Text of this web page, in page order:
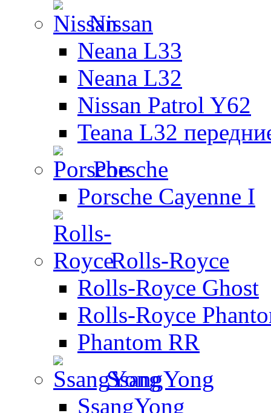
Nissan
Neana L33
Neana L32
Nissan Patrol Y62
Teana L32
Porsche
Porsche Cayenne I
Rolls-Royce
Rolls-Royce Ghost
Rolls-Royce
Phantom RR
SsangYong
SsangYong